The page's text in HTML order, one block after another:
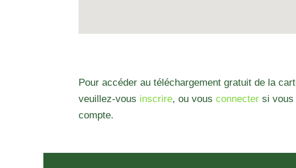
Pour accéder au téléchargement gratuit de la
veuillez-vous inscrire, ou vousconnecter si vous
compte.